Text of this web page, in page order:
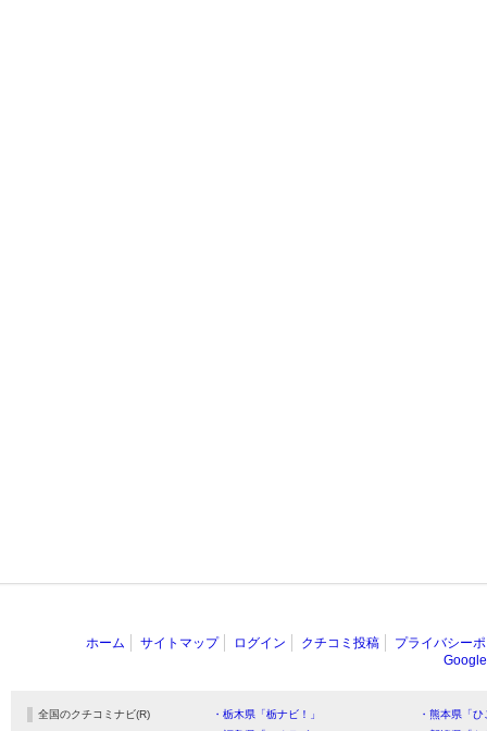
ホーム サイトマップ ログイン クチコミ投稿
プライバシー
全国のクチコミナビ(R) ・栃木県「栃ナビ！」
・熊本県「